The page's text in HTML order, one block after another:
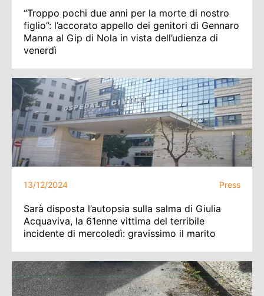
“Troppo pochi due anni per la morte di nostro
figlio”: l’accorato appello dei genitori di Gennaro
Manna al Gip di Nola in vista dell’udienza di
venerdì
13/12/2024 Press
Sarà disposta l’autopsia sulla salma di Giulia
Acquaviva, la 61enne vittima del terribile
incidente di mercoledì: gravissimo il marito